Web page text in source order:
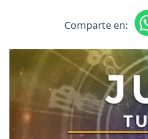
Comparte en: